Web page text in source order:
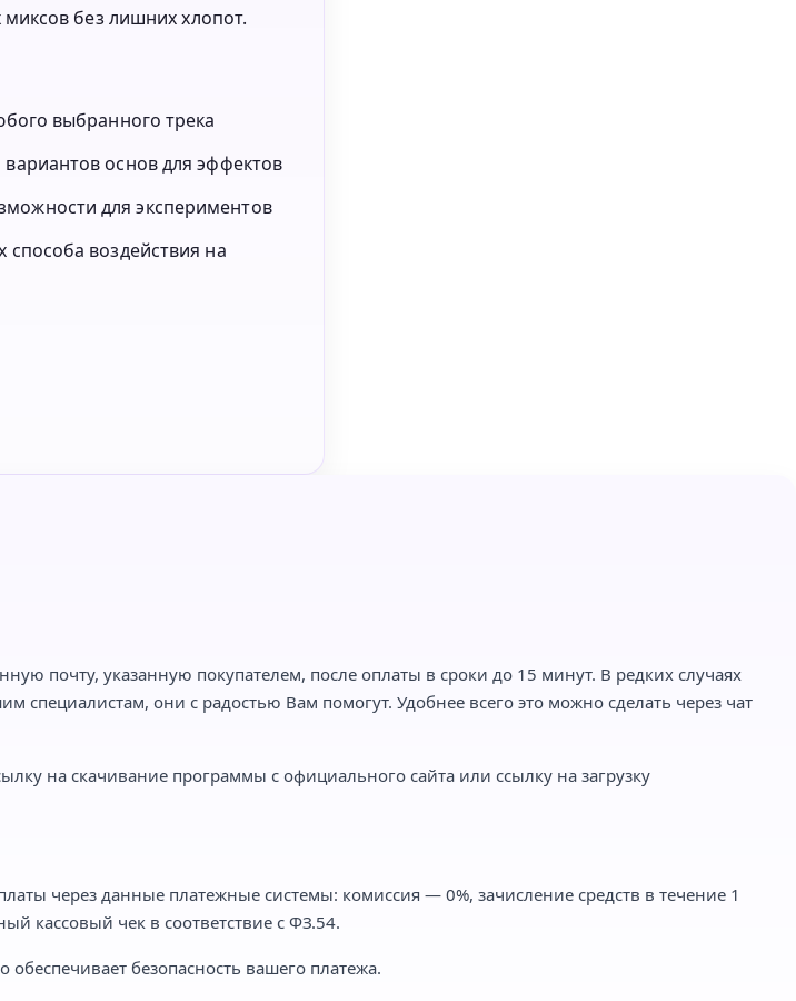
без лишних хлопот.
выбранного трека
основ для эффектов
для экспериментов
воздействия на
почту, указанную покупателем, после оплаты в сроки до 15 минут. В редких случаях
они с радостью Вам помогут. Удобнее всего это можно сделать через чат
на скачивание программы с официального сайта или ссылку на загрузку
через данные платежные системы: комиссия — 0%, зачисление средств в течение 1
кассовый чек в соответствие с ФЗ.54.
безопасность вашего платежа.